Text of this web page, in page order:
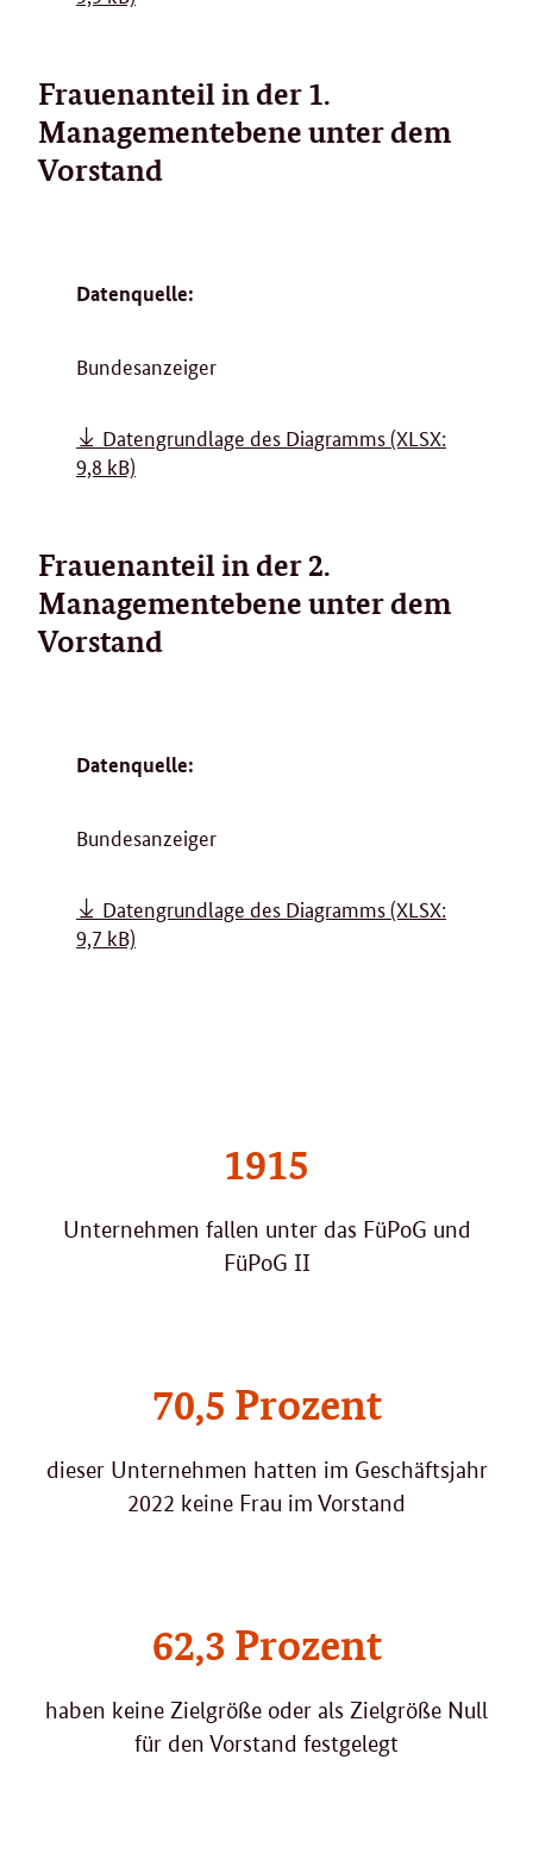
Frauenanteil in der 1.
Managementebene unter dem
Vorstand
Datenquelle:
Bundesanzeiger
Datengrundlage des Diagramms(XLSX:
9,8 kB)
Frauenanteil in der 2.
Managementebene unter dem
Vorstand
Datenquelle:
Bundesanzeiger
Datengrundlage des Diagramms(XLSX:
9,7 kB)
1915
Unternehmen fallen unter das FüPoG und
FüPoG II
70,5 Prozent
dieser Unternehmen hatten im Geschäftsjahr
2022 keine Frau im Vorstand
62,3 Prozent
haben keine Zielgröße oder als Zielgröße Null
für den Vorstand festgelegt